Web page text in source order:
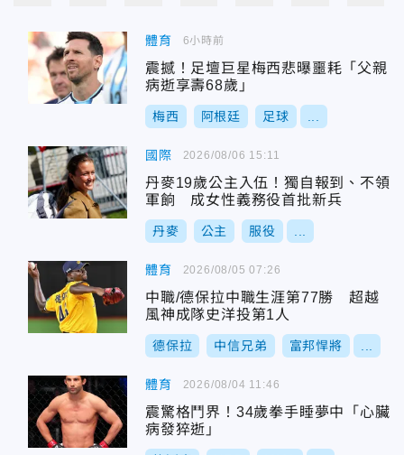
體育
震撼！足壇巨星梅西悲曝噩耗「父親
病逝享壽68歲」
梅西 阿根廷 足球
6小時前
國際
丹麥19歲公主入伍！獨自報到、不領
軍餉 成女性義務役首批新兵
丹麥 公主 服役
2026/08/06 15:11
體育
中職/德保拉中職生涯第77勝 超越
風神成隊史洋投第1人
德保拉 中信兄弟 富邦悍將
2026/08/05 07:26
體育
震驚格鬥界！34歲拳手睡夢中「心臟
病發猝逝」
2026/08/04 11:46